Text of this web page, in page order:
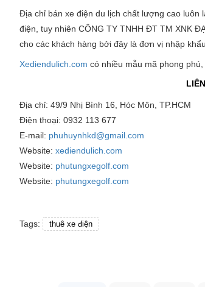
Địa chỉ bán xe điện du lịch chất lượng cao luôn
điện, tuy nhiên CÔNG TY TNHH ĐT TM XNK
cho các khách hàng bởi đây là đơn vị nhập
Xediendulich.com có nhiều mẫu mã phong
Địa chỉ: 49/9 Nhị Bình 16, Hóc Môn, TP.HCM
Điện thoại: 0932 113 677
E-mail: phuhuynhkd@gmail.com
Website: xediendulich.com
Website: phutungxegolf.com
Website: phutungxegolf.com
Tags: thuê xe điện